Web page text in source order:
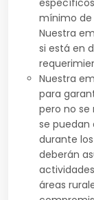
mínimo de
Nuestra
si está en
Nuestra
para
pero no se
se puedan
durante
deberán
áreas